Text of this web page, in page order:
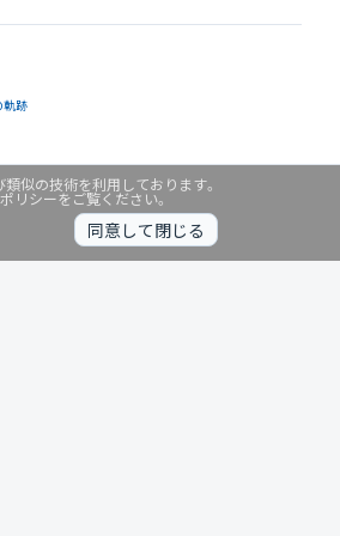
似の技術を利用しております。
リシーをご覧ください。
同意して閉じる
軌跡